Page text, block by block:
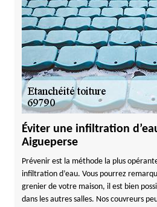
Éviter une infiltration
Aigueperse
Prévenir est la méthode la plus
infiltration d’eau. Vous pourrez
grenier de votre maison, il est bien
dans les autres salles. Nos couvreurs